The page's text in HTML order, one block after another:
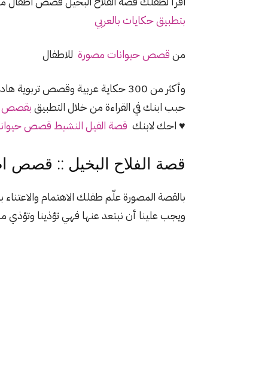
بتطبيق حكايات بالعربي
منقصص حيوانات مصورة للاطفال
وأكثر من 300 حكاية عربية وقصص تربوية هادفة للاطفال
حبب ابنك في القراءة من خلال التطبيقبقصص
♥ احك لابنك قصة الفيل النشيط قصص
قصة الفلاح البخيل :: قصص
بالقصة المصورة علّم طفلك الاهتمام
ويجب علينا أن نبتعد عنها فهي تؤذينا وتؤذي